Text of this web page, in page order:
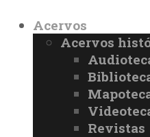
Acervos
Acervos
Revistas